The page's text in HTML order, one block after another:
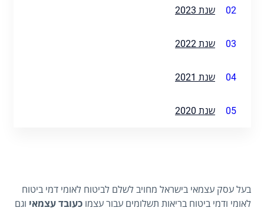
02 שנת 2023
03 שנת 2022
04 שנת 2021
05 שנת 2020
בעל עסק עצמאי בישראל מחויב לשלם לביטוח לאומי דמי ביטוח
לאומי ודמי ביטוח בריאות תשלומים עבור עצמוכעובד עצמאי וגם